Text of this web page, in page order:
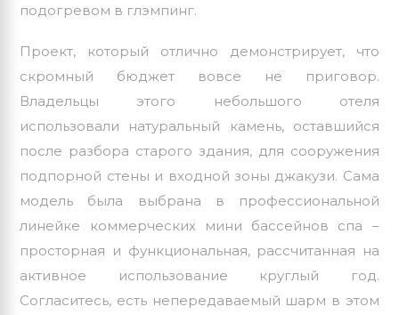
подогревом в глэмпинг.
Проект, который отлично демонстрирует, что
скромный бюджет вовсе не приговор.
Владельцы этого небольшого отеля
использовали натуральный камень, оставшийся
после разбора старого здания, для сооружения
подпорной стены и входной зоны джакузи. Сама
модель была выбрана в профессиональной
линейке коммерческих мини бассейнов спа –
просторная и функциональная, рассчитанная на
активное использование круглый год.
Согласитесь, есть непередаваемый шарм в этом